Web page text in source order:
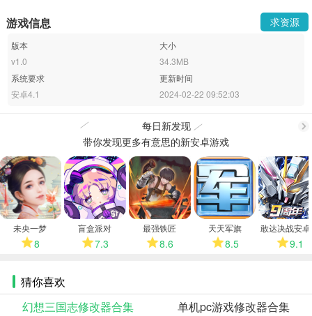
游戏信息 求资源
版本
v1.0
大小
34.3MB
系统要求
安卓4.1
更新时间
2024-02-22 09:52:03
每日新发现
多
带你发现更多有意思的新安卓游戏
未央一梦
8
盲盒派对
7.3
最强铁匠
8.6
天天军旗
8.5
敢达决战安
9.1
猜你喜欢
幻想三国志修改器合集
单机pc游戏修改器合集